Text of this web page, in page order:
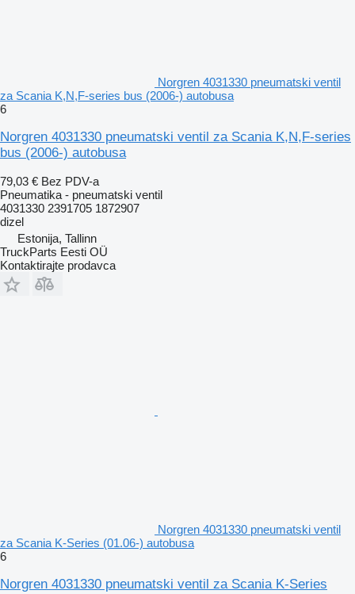
Norgren 4031330 pneumatski ventil
za Scania K,N,F-series bus (2006-) autobusa
6
Norgren 4031330 pneumatski ventil za Scania K,N,F-series
bus (2006-) autobusa
79,03 € Bez PDV-a
Pneumatika - pneumatski ventil
4031330 2391705 1872907
dizel
Estonija, Tallinn
TruckParts Eesti OÜ
Kontaktirajte prodavca
Norgren 4031330 pneumatski ventil
za Scania K-Series (01.06-) autobusa
6
Norgren 4031330 pneumatski ventil za Scania K-Series